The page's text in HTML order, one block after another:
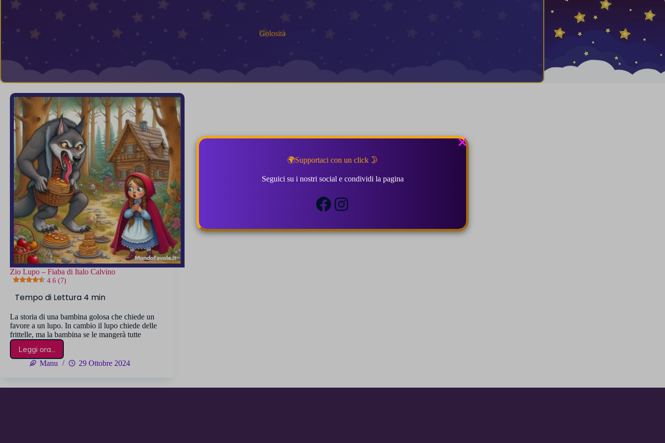
🌍Supportaci con un click 🌛
Seguici su i nostri social e condividi la pagina
Facebook
Instagram
Golosità
Zio Lupo – Fiaba di Italo Calvino
4.6 (7)
La storia di una bambina golosa che chiede un
favore a un lupo. In cambio il lupo chiede delle
frittelle, ma la bambina se le mangerà tutte
Leggi ora...
Zio
Lupo
di
Manu 29 Ottobre 2024